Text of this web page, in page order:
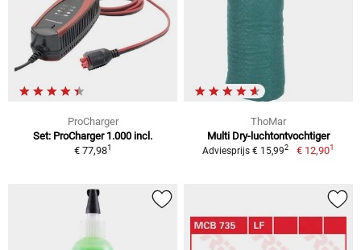
ProCharger
Set: ProCharger 1.000 incl.
€ 77,981
ThoMar
Multi Dry-luchtontvochtiger
Adviesprijs € 15,992 € 12,901